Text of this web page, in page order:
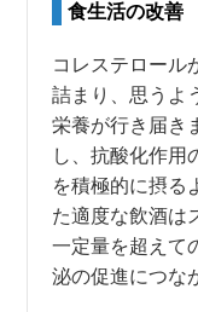
食生活の改善
コレステロール
詰まり、思うよ
栄養が行き届き
し、抗酸化作用
を積極的に摂る
た適度な飲酒は
一定量を超えて
泌の促進につな